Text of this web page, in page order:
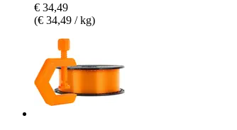
€ 34,49
(€ 34,49 / kg)